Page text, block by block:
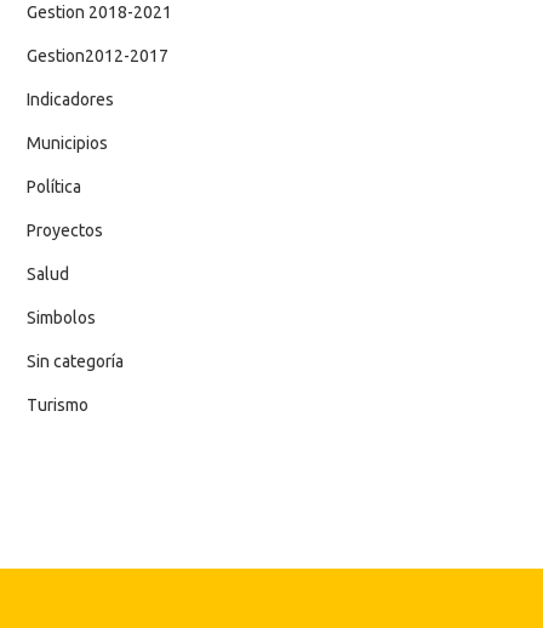
Gestion 2018-2021
Gestion2012-2017
Indicadores
Municipios
Política
Proyectos
Salud
Simbolos
Sin categoría
Turismo